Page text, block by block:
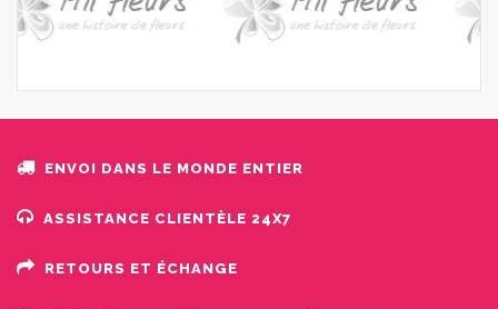
ENVOI DANS LE MONDE ENTIER
ASSISTANCE CLIENTÈLE ​​24X7
RETOURS ET ÉCHANGE